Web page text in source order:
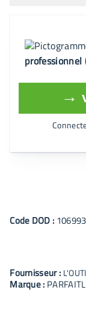
professionnel
→
Code DOD : 106993
Fournisseur :
Marque :